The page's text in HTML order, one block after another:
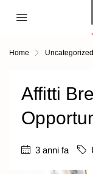
Home Uncategorized
Affitti
3 anni fa